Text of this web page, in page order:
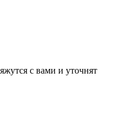
с вами и уточнят